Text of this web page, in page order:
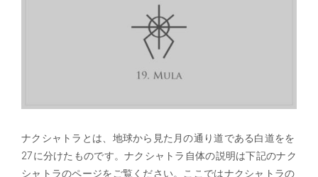
ナクシャトラとは、地球から見た月の通り道である白道をを
27に分けたものです。ナクシャトラ自体の説明は下記のナク
シャトラのページをご覧ください。ここではナクシャトラの